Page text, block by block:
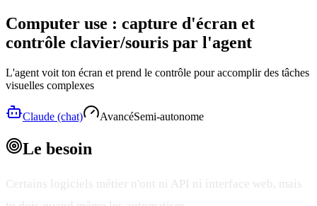
Computer use : capture d'écran et
contrôle clavier/souris par l'agent
L'agent voit ton écran et prend le contrôle pour accomplir des tâches
visuelles complexes
Claude (chat) AvancéSemi-autonome
Le besoin
Certains logiciels métier n'ont ni API ni interface web, mais